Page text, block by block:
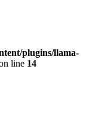
plugins/llama-
line 14